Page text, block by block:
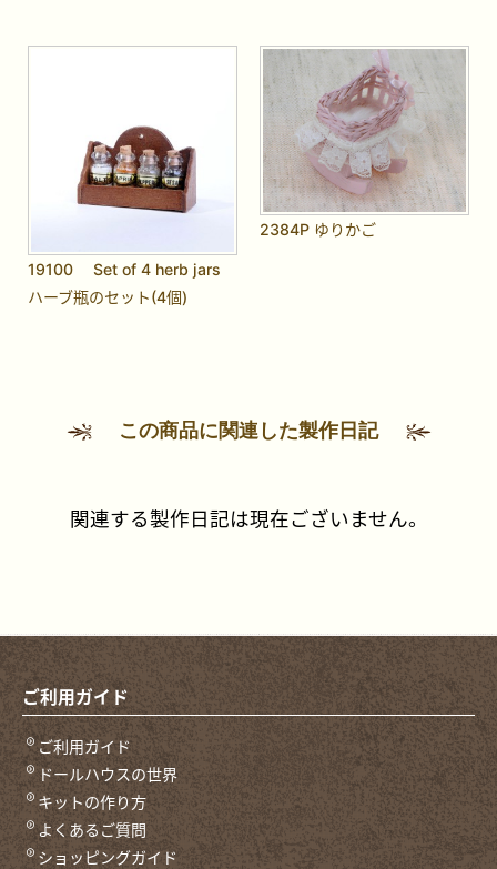
19100 Set of 4 herb jars
ハーブ瓶のセット(4個)
2384P ゆりかご
この商品に関連した製作日記
関連する製作日記は現在ございません。
ご利用ガイド
ご利用ガイド
ドールハウスの世界
キットの作り方
よくあるご質問
ショッピングガイド